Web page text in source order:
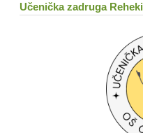
Učenička zadruga Reheki